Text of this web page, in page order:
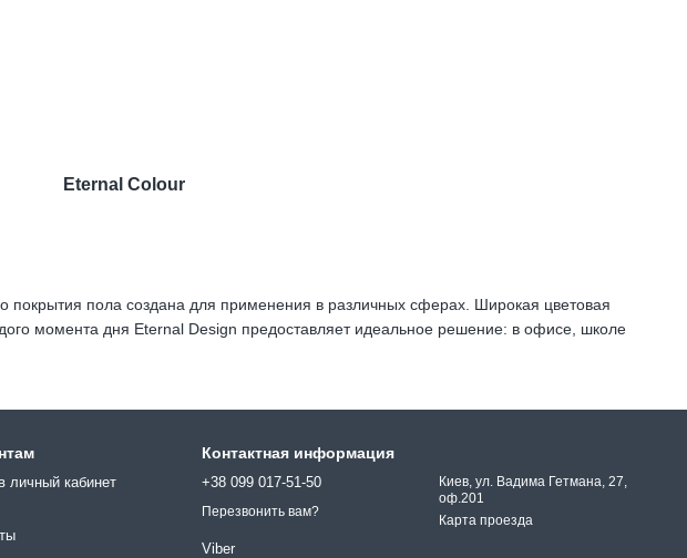
покрытия пола создана для применения в различных сферах. Широкая цветовая
момента дня Eternal Design предоставляет идеальное решение: в офисе, школе
Eternal Colour
личный кабинет
Контактная информация
+38 099 017-51-50
Перезвонить вам?
Viber
Киев, ул. Вадима Гетмана, 27,
оф.201
Карта проезда